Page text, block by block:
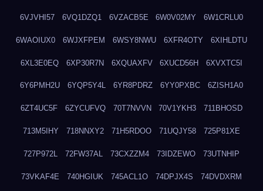
6VJVHI57 6VQ1DZQ1 6VZACB5E 6W0V02MY 6W1CRLU0
6WAOIUX0 6WJXFPEM 6WSY8NWU 6XFR4OTY 6XIHLDTU
6XL3E0EQ 6XP30R7N 6XQUAXFV 6XUCD56H 6XVXTC5I
6Y6PMH2U 6YQP5Y4L 6YR8PDRZ 6YY0PXBC 6ZISH1A0
6ZT4UC5F 6ZYCUFVQ 70T7NVVN 70V1YKH3 711BHOSD
713M5IHY 718NNXY2 71H5RDOO 71UQJY58 725P81XE
727P972L 72FW37AL 73CXZZM4 73IDZEWO 73UTNHIP
73VKAF4E 740HGIUK 745ACL1O 74DPJX4S 74DVDXRM